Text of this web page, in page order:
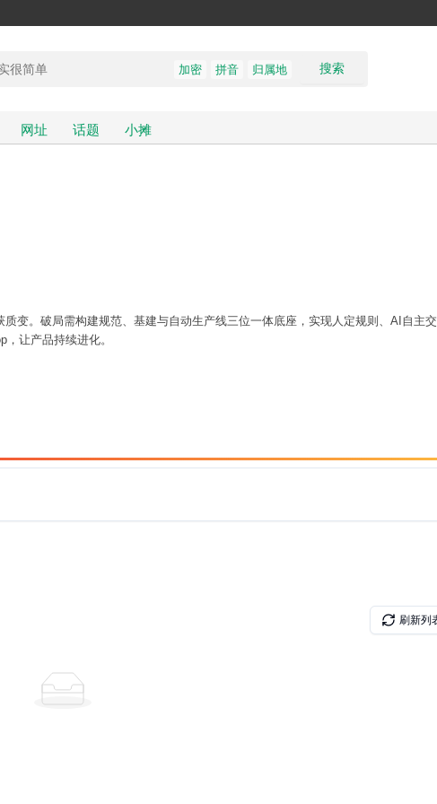
搜索
加密 拼音 归属地
网址 话题 小摊
变。破局需构建规范、基建与自动生产线三位一体底座，实现人定规则、AI自主交
让产品持续进化。